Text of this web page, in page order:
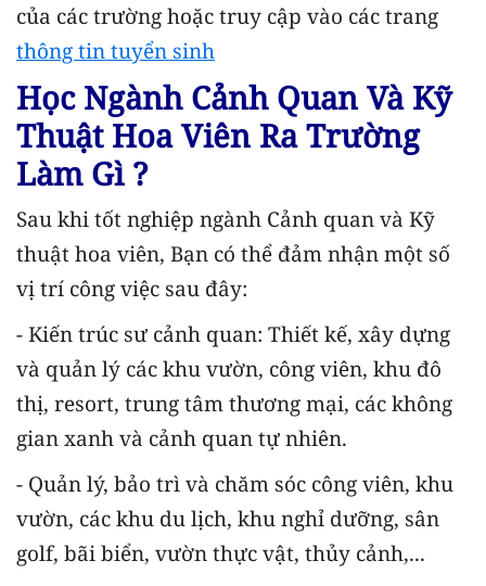
của các trường hoặc truy cập vào các trang
thông tin tuyển sinh
Học Ngành Cảnh Quan Và Kỹ
Thuật Hoa Viên Ra Trường
Làm Gì ?
Sau khi tốt nghiệp ngành Cảnh quan và Kỹ
thuật hoa viên, Bạn có thể đảm nhận một số
vị trí công việc sau đây:
- Kiến trúc sư cảnh quan: Thiết kế, xây dựng
và quản lý các khu vườn, công viên, khu đô
thị, resort, trung tâm thương mại, các không
gian xanh và cảnh quan tự nhiên.
- Quản lý, bảo trì và chăm sóc công viên, khu
vườn, các khu du lịch, khu nghỉ dưỡng, sân
golf, bãi biển, vườn thực vật, thủy cảnh,...